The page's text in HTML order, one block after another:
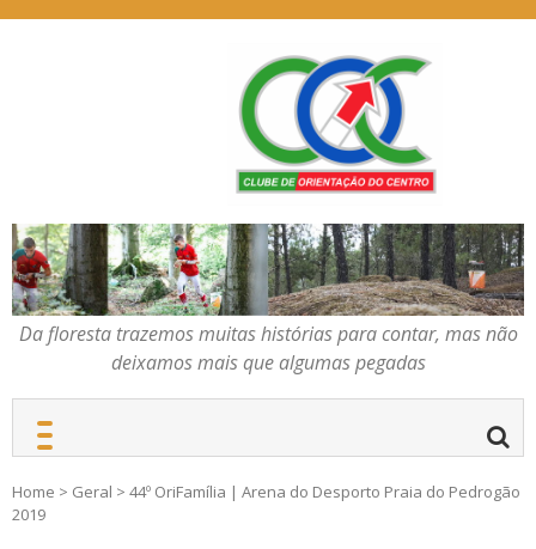
COC – CLUBE DE
ORIENTAÇÃO DO
CENTRO
Da floresta trazemos
muitas histórias para
contar, mas não deixamos
mais que algumas
pegadas
Da floresta trazemos muitas histórias para contar, mas não
deixamos mais que algumas pegadas
Home > Geral > 44º OriFamília | Arena do Desporto Praia do Pedrogão
2019